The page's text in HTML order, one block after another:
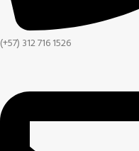
(+57) 312 716 1526